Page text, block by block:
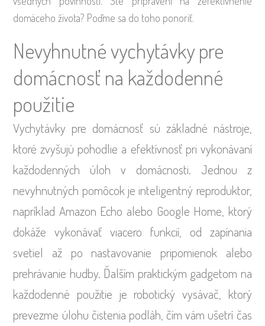
domáceho života? Poďme sa do toho ponoriť.
Nevyhnutné vychytávky pre
domácnosť na každodenné
použitie
Vychytávky pre domácnosť sú základné nástroje,
ktoré zvyšujú pohodlie a efektívnosť pri vykonávaní
každodenných úloh v domácnosti. Jednou z
nevyhnutných pomôcok je inteligentný reproduktor,
napríklad Amazon Echo alebo Google Home, ktorý
dokáže vykonávať viacero funkcií, od zapínania
svetiel až po nastavovanie pripomienok alebo
prehrávanie hudby. Ďalším praktickým gadgetom na
každodenné použitie je robotický vysávač, ktorý
prevezme úlohu čistenia podláh, čím vám ušetrí čas